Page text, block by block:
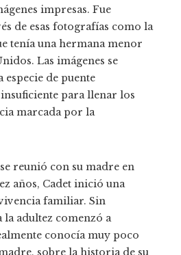
impresas. Fue
de esas fotografías como la
tenía una hermana menor
Las imágenes se
de puente
para llenar los
marcada por la
reunió con su madre en
años, Cadet inició una
familiar. Sin
la adultez comenzó a
conocía muy poco
sobre la historia de su